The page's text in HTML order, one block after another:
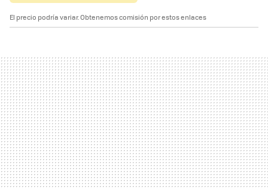
El precio podría variar. Obtenemos comisión por estos enlaces